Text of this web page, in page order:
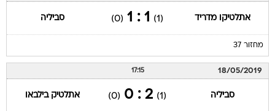
אתלטיקו מדריד (1)
1 : 1
(0) סביליה
מחזור 37
18/05/2019
17:15
סביליה (1)
2 : 0
(0) אתלטיק בילבאו